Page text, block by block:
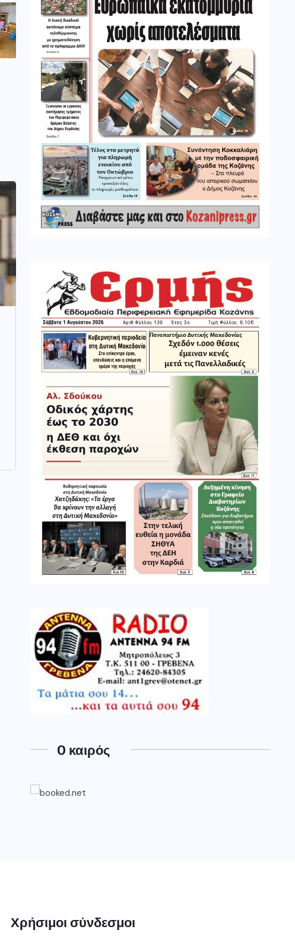
O καιρός
Χρήσιμοι σύνδεσμοι